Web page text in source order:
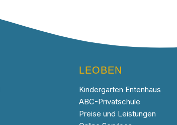
LEOBEN
Kindergarten Entenhaus
ABC-Privatschule
Preise und Leistungen